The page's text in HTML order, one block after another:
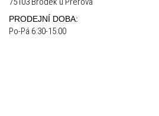
PRODEJNÍ DOBA:
Po-Pá 6:30-15:00